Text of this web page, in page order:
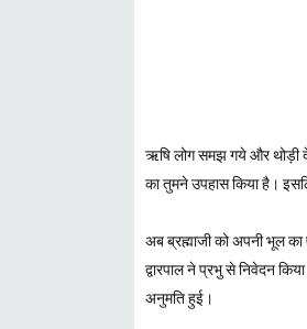
ऋषि लोग समझ गये और थोड़ी
का तुमने उपहास किया है।
अब ब्रह्माजी को अपनी भूल
द्वारपाल ने प्रभु से निवेदन
अनुमति हुई।